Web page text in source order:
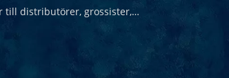
till distributörer, grossister,